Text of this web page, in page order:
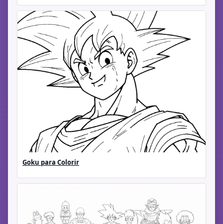
Goku para Colorir